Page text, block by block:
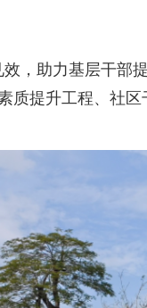
助力基层干部
质提升工程、社